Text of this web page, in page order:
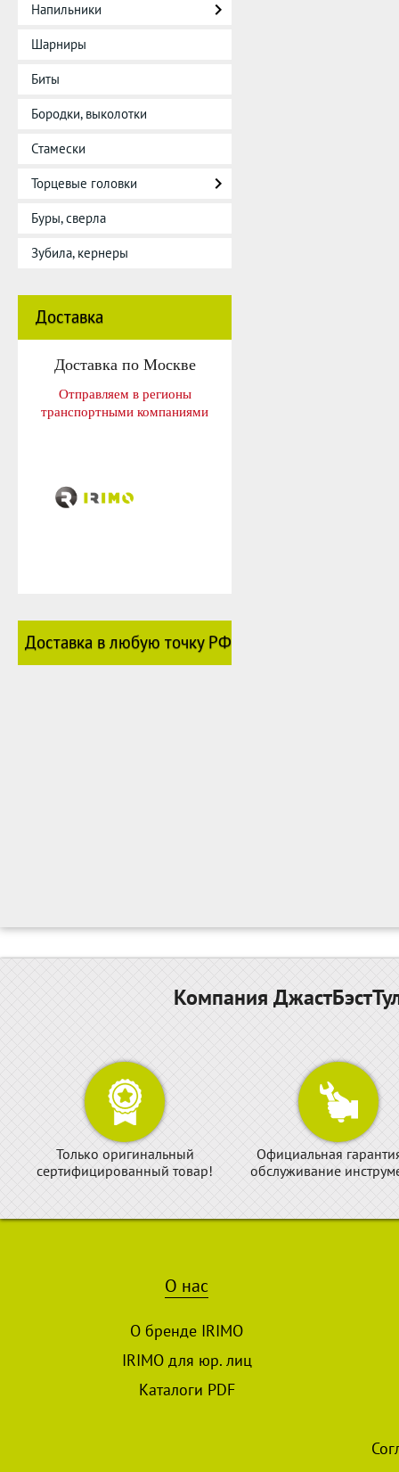
Напильники
Шарниры
Биты
Бородки, выколотки
Стамески
Торцевые головки
Буры, сверла
Зубила, кернеры
Доставка
Доставка по Москве
Отправляем в регионы
транспортными компаниями
Доставка в любую точку РФ
Компания
Только оригинальный
сертифицированный товар!
Официальная
обслуживание
О нас
О бренде IRIMO
IRIMO для юр. лиц
Каталоги PDF